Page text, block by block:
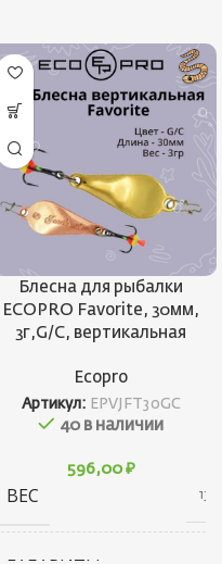
Блесна для рыбалки
ECOPRO Favorite, 30мм,
3г,G/C, вертикальная
Ecopro
Артикул: EPVJFT30GC
40 в наличии
596,00 ₽
ВЕС 13 г